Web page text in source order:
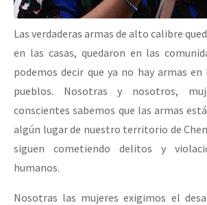
Las verdaderas armas de alto calibre
en las casas, quedaron en las
podemos decir que ya no hay armas en
pueblos. Nosotras y nosotros,
conscientes sabemos que las armas
algún lugar de nuestro territorio de
siguen cometiendo delitos y
humanos.
Nosotras las mujeres exigimos el